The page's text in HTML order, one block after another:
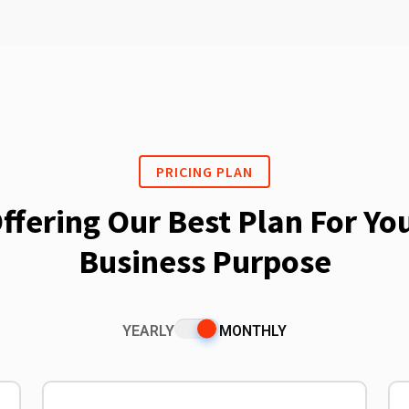
PRICING PLAN
Our Best Plan For
Business Purpose
YEARLY MONTHLY